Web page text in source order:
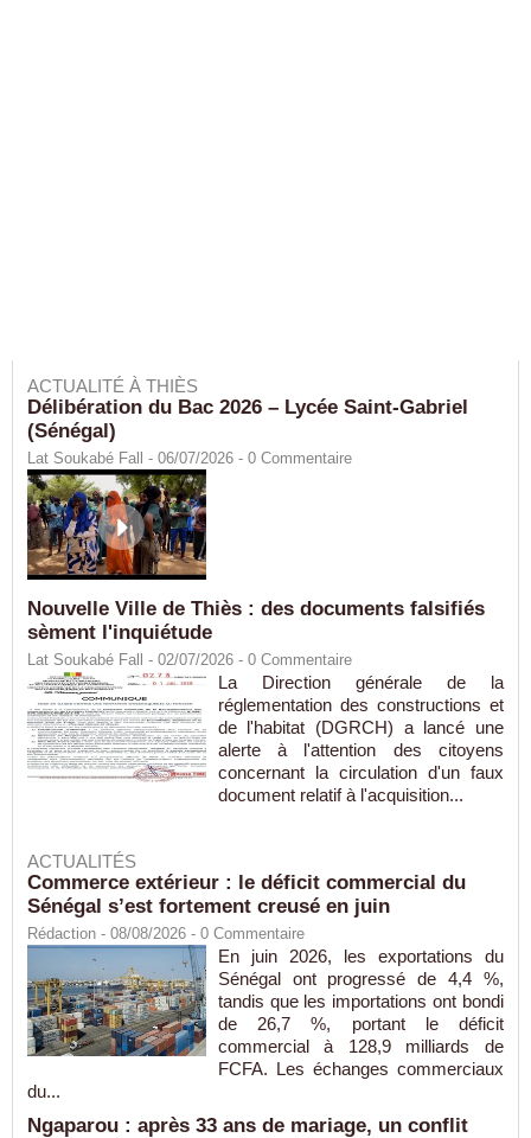
ACTUALITÉ À THIÈS
Délibération du Bac 2026 – Lycée Saint-Gabriel
(Sénégal)
Lat Soukabé Fall - 06/07/2026 - 0 Commentaire
Nouvelle Ville de Thiès : des documents falsifiés
sèment l'inquiétude
Lat Soukabé Fall - 02/07/2026 - 0 Commentaire
La Direction générale de la
réglementation des constructions et
de l'habitat (DGRCH) a lancé une
alerte à l'attention des citoyens
concernant la circulation d'un faux
document relatif à l'acquisition...
ACTUALITÉS
Commerce extérieur : le déficit commercial du
Sénégal s’est fortement creusé en juin
Rédaction - 08/08/2026 - 0 Commentaire
En juin 2026, les exportations du
Sénégal ont progressé de 4,4 %,
tandis que les importations ont bondi
de 26,7 %, portant le déficit
commercial à 128,9 milliards de
FCFA. Les échanges commerciaux
du...
Ngaparou : après 33 ans de mariage, un conflit